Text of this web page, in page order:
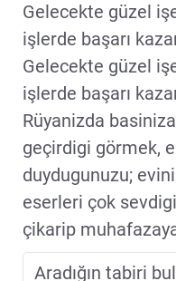
Gelecekte güzel
işlerde başarı
Gelecekte güzel
işlerde başarı
Rüyanizda
geçirdigi görmek,
duydugunuzu;
eserleri çok
çikarip